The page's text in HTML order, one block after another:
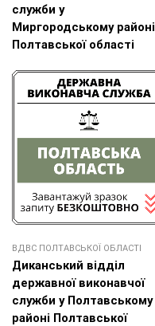
служби у
Миргородському районі
Полтавської області
ВДВС ПОЛТАВСЬКОЇ ОБЛАСТІ
Диканський відділ
державної виконавчої
служби у Полтавському
районі Полтавської